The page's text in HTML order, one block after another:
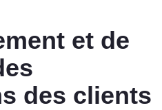
et de
des clients